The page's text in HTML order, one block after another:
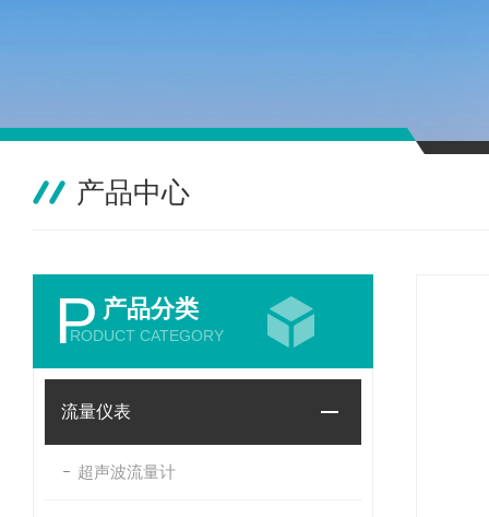
产品中心
P 产品分类
RODUCT CATEGORY
流量仪表
超声波流量计